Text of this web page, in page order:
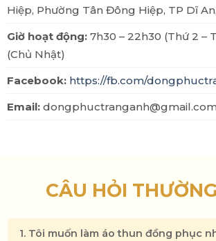
Hiệp, Phường Tân Đông Hiệp, TP Dĩ
Giờ hoạt động: 7h30 – 22h30 (Thứ 2 –
(Chủ Nhật)
Facebook: https://fb.com/
Email: dongphuctranganh@gmail.com
CÂU HỎI
1. Tôi muốn làm áo thun đồng phục